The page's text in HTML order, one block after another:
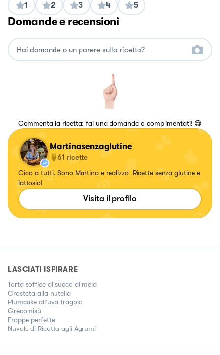
1 2 3 4 5
Domande e recensioni
Commenta la ricetta: fai una domanda o complimentati! 😋
Martinasenzaglutine
61 ricette
Ciao a tutti, Sono Martina e realizzo Ricette senza glutine e
lattosio!
Visita il profilo
LASCIATI ISPIRARE
Torta soffice al succo di mela
Crostata alla nutella
Plumcake all'uva fragola
Grecomisù
Frappe perfette
Nuvole di Ricotta agli Agrumi